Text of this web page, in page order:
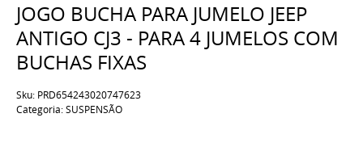
JOGO BUCHA PARA JUMELO JEEP
ANTIGO CJ3 - PARA 4 JUMELOS COM
BUCHAS FIXAS
Sku: PRD654243020747623
Categoria:SUSPENSÃO